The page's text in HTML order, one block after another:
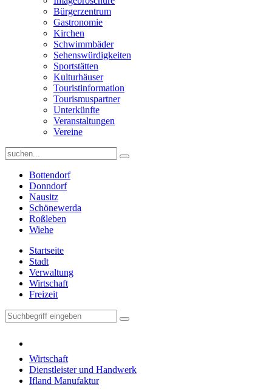
Bürgerzentrum
Gastronomie
Kirchen
Schwimmbäder
Sehenswürdigkeiten
Sportstätten
Kulturhäuser
Touristinformation
Tourismuspartner
Unterkünfte
Veranstaltungen
Vereine
Bottendorf
Donndorf
Nausitz
Schönewerda
Roßleben
Wiehe
Startseite
Stadt
Verwaltung
Wirtschaft
Freizeit
Wirtschaft
Dienstleister und Handwerk
Ifland Manufaktur